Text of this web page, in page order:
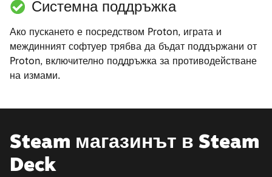
Системна поддръжка
Ако пускането е посредством Proton, играта и
междинният софтуер трябва да бъдат поддържани от
Proton, включително поддръжка за противодействане
на измами.
Steam магазинът в Steam
Deck